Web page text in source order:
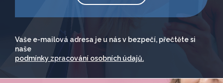
Vaše e-mailová adresa je u nás v bezpečí, přečtěte si
naše
podmínky zpracování osobních údajů.